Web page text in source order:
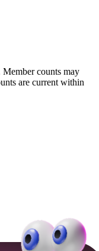
Member counts may
are current within